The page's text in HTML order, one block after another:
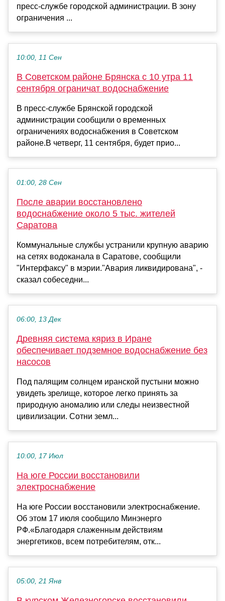
пресс-службе городской администрации. В зону
ограничения ...
10:00, 11 Сен
В Советском районе Брянска с 10 утра 11
сентября ограничат водоснабжение
В пресс-службе Брянской городской
администрации сообщили о временных
ограничениях водоснабжения в Советском
районе.В четверг, 11 сентября, будет прио...
01:00, 28 Сен
После аварии восстановлено
водоснабжение около 5 тыс. жителей
Саратова
Коммунальные службы устранили крупную аварию
на сетях водоканала в Саратове, сообщили
"Интерфаксу" в мэрии."Авария ликвидирована", -
сказал собеседни...
06:00, 13 Дек
Древняя система кяриз в Иране
обеспечивает подземное водоснабжение без
насосов
Под палящим солнцем иранской пустыни можно
увидеть зрелище, которое легко принять за
природную аномалию или следы неизвестной
цивилизации. Сотни земл...
10:00, 17 Июл
На юге России восстановили
электроснабжение
На юге России восстановили электроснабжение.
Об этом 17 июля сообщило Минэнерго
РФ.«Благодаря слаженным действиям
энергетиков, всем потребителям, отк...
05:00, 21 Янв